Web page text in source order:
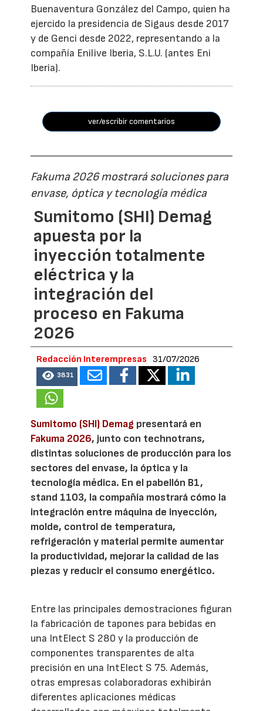
Buenaventura González del Campo, quien ha
ejercido la presidencia de Sigaus desde 2017
y de Genci desde 2022, representando a la
compañía Enilive Iberia, S.L.U. (antes Eni
Iberia).
ver/escribir comentarios
Fakuma 2026 mostrará soluciones para
envase, óptica y tecnología médica
Sumitomo (SHI) Demag
apuesta por la
inyección totalmente
eléctrica y la
integración del
proceso en Fakuma
2026
Redacción Interempresas 31/07/2026
3831
Sumitomo (SHI) Demag presentará en
Fakuma 2026, junto con technotrans,
distintas soluciones de producción para los
sectores del envase, la óptica y la
tecnología médica. En el pabellón B1,
stand 1103, la compañía mostrará cómo la
integración entre máquina de inyección,
molde, control de temperatura,
refrigeración y material permite aumentar
la productividad, mejorar la calidad de las
piezas y reducir el consumo energético.
Entre las principales demostraciones figuran
la fabricación de tapones para bebidas en
una IntElect S 280 y la producción de
componentes transparentes de alta
precisión en una IntElect S 75. Además,
otras empresas colaboradoras exhibirán
diferentes aplicaciones médicas